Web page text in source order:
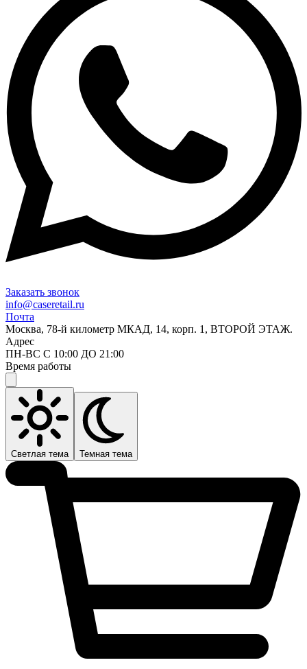
Заказать звонок
info@caseretail.ru
Почта
Москва, 78-й километр МКАД, 14, корп. 1, ВТОРОЙ ЭТАЖ.
Адрес
ПН-ВС С 10:00 ДО 21:00
Время работы
Светлая тема Темная тема